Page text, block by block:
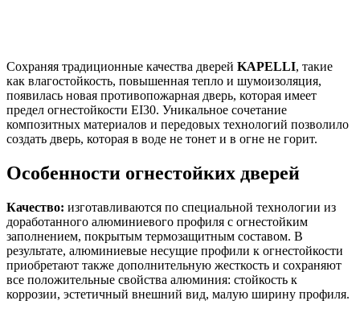
Сохраняя традиционные качества дверей KAPELLI, такие
как влагостойкость, повышенная тепло и шумоизоляция,
появилась новая противопожарная дверь, которая имеет
предел огнестойкости EI30. Уникальное сочетание
композитных материалов и передовых технологий позволило
создать дверь, которая в воде не тонет и в огне не горит.
Особенности огнестойких дверей
Качество: изготавливаются по специальной технологии из
доработанного алюминиевого профиля с огнестойким
заполнением, покрытым термозащитным составом. В
результате, алюминиевые несущие профили к огнестойкости
приобретают также дополнительную жесткость и сохраняют
все положительные свойства алюминия: стойкость к
коррозии, эстетичный внешний вид, малую ширину профиля.